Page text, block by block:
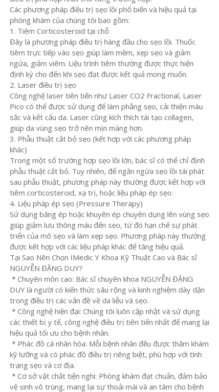
Các phương pháp điều trị sẹo lồi phổ biến và hiệu quả tại
phòng khám của chúng tôi bao gồm:
1. Tiêm Corticosteroid tại chỗ
Đây là phương pháp điều trị hàng đầu cho sẹo lồi. Thuốc
tiêm trực tiếp vào sẹo giúp làm mềm, xẹp sẹo và giảm
ngứa, giảm viêm. Liệu trình tiêm thường được thực hiện
định kỳ cho đến khi sẹo đạt được kết quả mong muốn.
2. Laser điều trị sẹo
Công nghệ laser tiên tiến như Laser CO2 Fractional, Laser
Pico có thể được sử dụng để làm phẳng sẹo, cải thiện màu
sắc và kết cấu da. Laser cũng kích thích tái tạo collagen,
giúp da vùng sẹo trở nên mịn màng hơn.
3. Phẫu thuật cắt bỏ sẹo (kết hợp với các phương pháp
khác)
Trong một số trường hợp sẹo lồi lớn, bác sĩ có thể chỉ định
phẫu thuật cắt bỏ. Tuy nhiên, để ngăn ngừa sẹo lồi tái phát
sau phẫu thuật, phương pháp này thường được kết hợp với
tiêm corticosteroid, xạ trị, hoặc liệu pháp ép sẹo.
4. Liệu pháp ép sẹo (Pressure Therapy)
Sử dụng băng ép hoặc khuyên ép chuyên dụng lên vùng sẹo
giúp giảm lưu thông máu đến sẹo, từ đó hạn chế sự phát
triển của mô sẹo và làm xẹp sẹo. Phương pháp này thường
được kết hợp với các liệu pháp khác để tăng hiệu quả.
Tại Sao Nên Chọn IMedic Y Khoa Kỹ Thuật Cao và Bác sĩ
NGUYỄN ĐẶNG DUY?
* Chuyên môn cao: Bác sĩ chuyên khoa NGUYỄN ĐẶNG
DUY là người có kiến thức sâu rộng và kinh nghiệm dày dặn
trong điều trị các vấn đề về da liễu và sẹo.
* Công nghệ hiện đại: Chúng tôi luôn cập nhật và sử dụng
các thiết bị y tế, công nghệ điều trị tiên tiến nhất để mang lại
hiệu quả tối ưu cho bệnh nhân.
* Phác đồ cá nhân hóa: Mỗi bệnh nhân đều được thăm khám
kỹ lưỡng và có phác đồ điều trị riêng biệt, phù hợp với tình
trạng sẹo và cơ địa.
* Cơ sở vật chất tiện nghi: Phòng khám đạt chuẩn, đảm bảo
vệ sinh vô trùng, mang lại sự thoải mái và an tâm cho bệnh